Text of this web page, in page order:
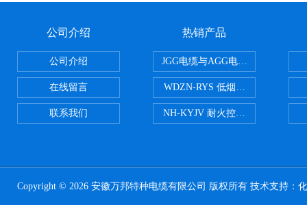
公司介绍
公司介绍
在线留言
联系我们
热销产品
JGG电缆与AGG电缆有什么区别
WDZN-RYS 低烟无卤耐火双绞线
NH-KYJV 耐火控制电缆
Copyright © 2026 安徽万邦特种电缆有限公司 版权所有 技术支持：